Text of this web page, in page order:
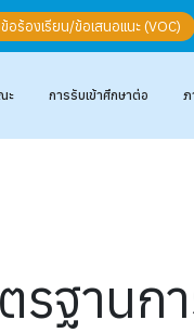
ร้องเรียน/ข้อเสนอแนะ (VOC)
ะ การรับเข้าศึกษาต่อ ภ
รฐานก